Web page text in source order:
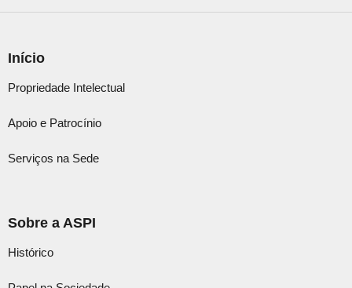
Início
Propriedade Intelectual
Apoio e Patrocínio
Serviços na Sede
Sobre a ASPI
Histórico